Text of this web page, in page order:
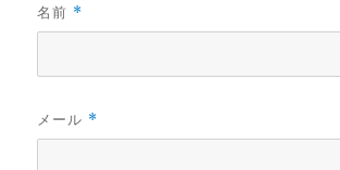
名前 *
メール *